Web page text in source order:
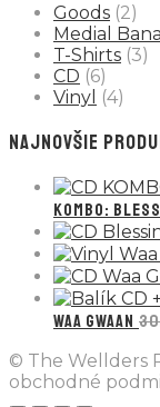
Goods (2)
Medial
T-Shirts (3)
CD (6)
Vinyl (4)
NAJNOVŠIE
KOMBO:
WAA GWAAN
© The Wellders
obchodné